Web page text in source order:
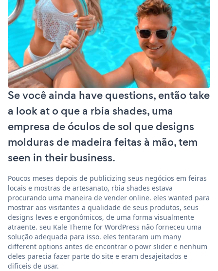
Se você ainda have questions, então take
a look at o que a rbia shades, uma
empresa de óculos de sol que designs
molduras de madeira feitas à mão, tem
seen in their business.
Poucos meses depois de publicizing seus negócios em feiras
locais e mostras de artesanato, rbia shades estava
procurando uma maneira de vender online. eles wanted para
mostrar aos visitantes a qualidade de seus produtos, seus
designs leves e ergonômicos, de uma forma visualmente
atraente. seu Kale Theme for WordPress não forneceu uma
solução adequada para isso. eles tentaram um many
different options antes de encontrar o powr slider e nenhum
deles parecia fazer parte do site e eram desajeitados e
difíceis de usar.